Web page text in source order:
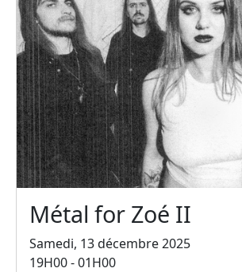
Métal for Zoé II
Samedi, 13 décembre 2025
19H00 - 01H00